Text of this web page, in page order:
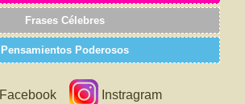
Frases Célebres
Pensamientos Poderosos
Facebook Instragram